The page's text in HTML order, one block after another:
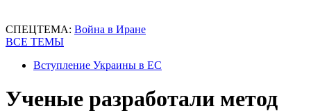
СПЕЦТЕМА: Война в Иране
ВСЕ ТЕМЫ
Вступление Украины в ЕС
Ученые разработали метод